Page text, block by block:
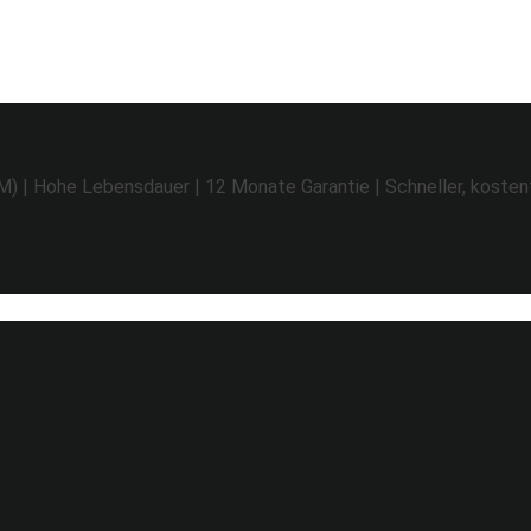
| Hohe Lebensdauer | 12 Monate Garantie | Schneller,